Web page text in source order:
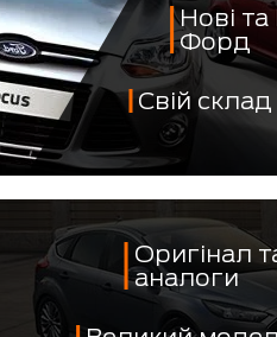
Нові
Форд
Свій
Оригінал
аналоги